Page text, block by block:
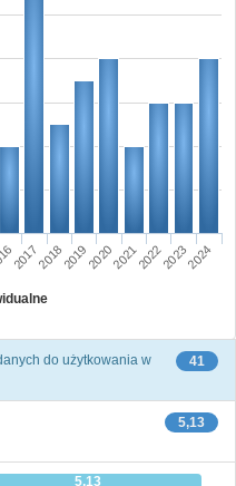
20172018201920202021202220232024
41
do użytkowania w
5,13
5,13